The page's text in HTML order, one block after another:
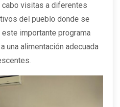
cabo visitas a diferentes
del pueblo donde se
importante programa
una alimentación adecuada